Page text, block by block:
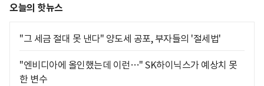
오늘의 핫뉴스
"그 세금 절대 못 낸다" 양도세 공포, 부자들의 '절세법'
"엔비디아에 올인했는데 이런…" SK하이닉스가 예상치 못
한 변수